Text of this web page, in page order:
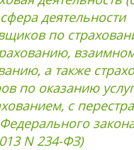
деятельности
по
а также
по оказанию
с
N 234-ФЗ)